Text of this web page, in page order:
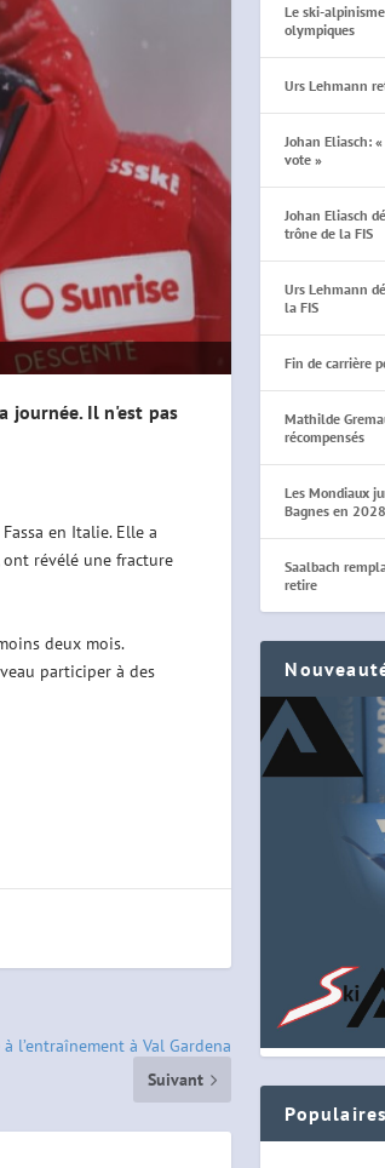
journée. Il n'est pas
en Italie. Elle a
ont révélé une fracture
deux mois.
participer à des
l’entraînement à Val Gardena
Suivant
Le ski-
olympiques
Urs Lehmann
Johan Eliasch:
vote »
Johan Eliasch
trône de la FIS
Urs Lehmann
la FIS
Fin de carrière
Mathilde
récompensés
Les Mondiaux
Bagnes en 2028
Saalbach
retire
Populaires